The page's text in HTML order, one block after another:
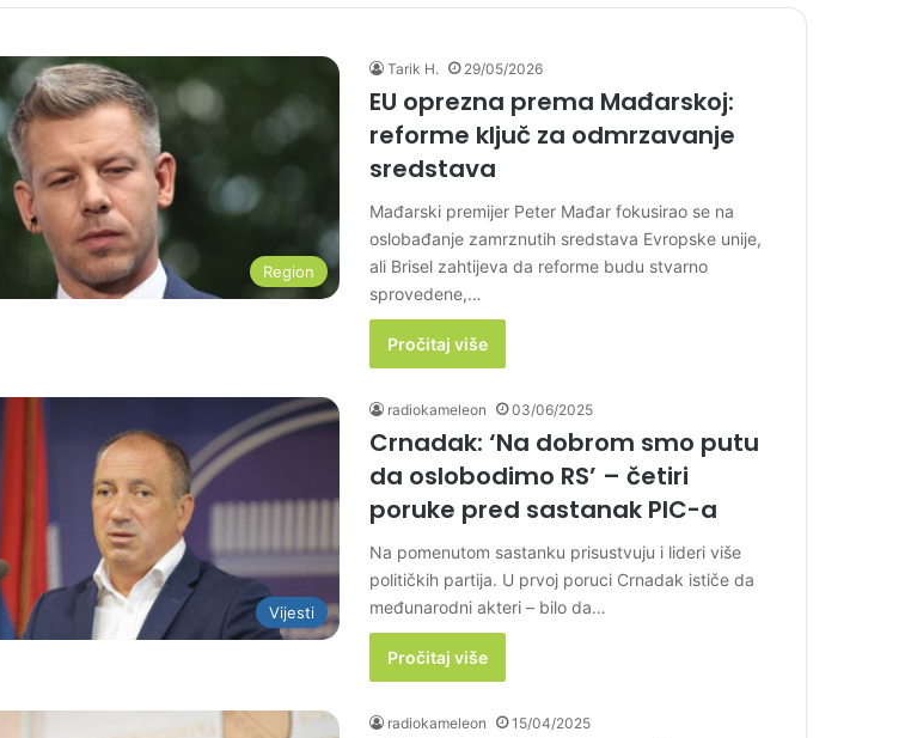
Region
Tarik H. 29/05/2026
EU oprezna prema Mađarskoj:
reforme ključ za odmrzavanje
sredstava
Mađarski premijer Peter Mađar fokusirao se na
oslobađanje zamrznutih sredstava Evropske unije,
ali Brisel zahtijeva da reforme budu stvarno
sprovedene,…
Pročitaj više
Vijesti
radiokameleon 03/06/2025
Crnadak: ‘Na dobrom smo putu
da oslobodimo RS’ – četiri
poruke pred sastanak PIC-a
Na pomenutom sastanku prisustvuju i lideri više
političkih partija. U prvoj poruci Crnadak ističe da
međunarodni akteri – bilo da…
Pročitaj više
radiokameleon 15/04/2025